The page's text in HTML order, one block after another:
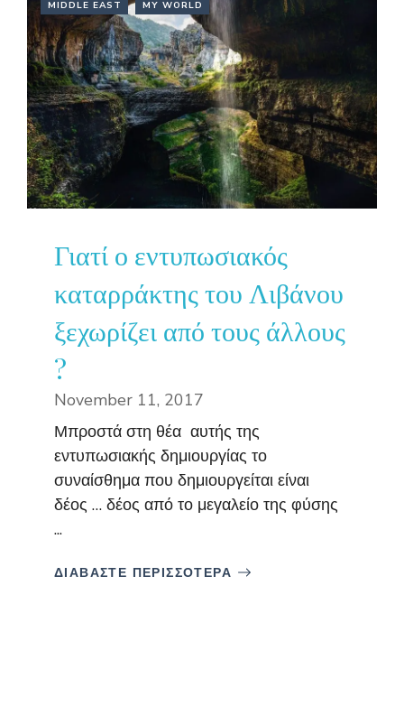
MIDDLE EAST MY WORLD
Γιατί ο εντυπωσιακός
καταρράκτης του Λιβάνου
ξεχωρίζει από τους άλλους
?
November 11, 2017
Μπροστά στη θέα αυτής της
εντυπωσιακής δημιουργίας το
συναίσθημα που δημιουργείται είναι
δέος … δέος από το μεγαλείο της φύσης
...
ΔΙΑΒΑΣΤΕ ΠΕΡΙΣΣΟΤΕΡΑ